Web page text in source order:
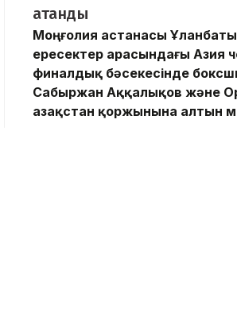
атанды
Моңғолия астанасы
ересектер арасындағы Азия
финалдық бәсекесінде
Сабыржан Аққалықов және
Қазақстан қоржынына алтын